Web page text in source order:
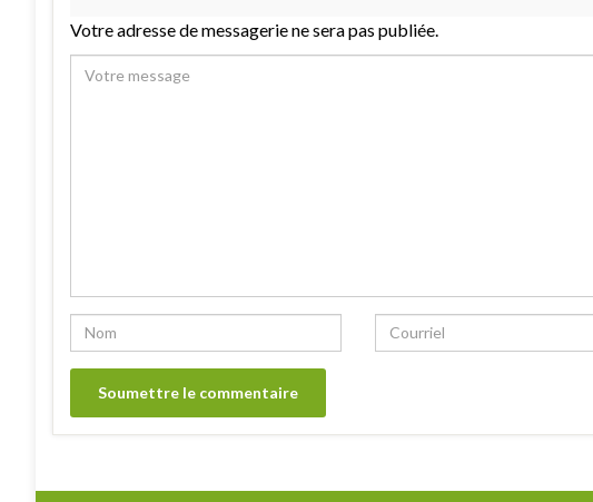
Votre adresse de messagerie ne sera pas publiée.
Alternative: